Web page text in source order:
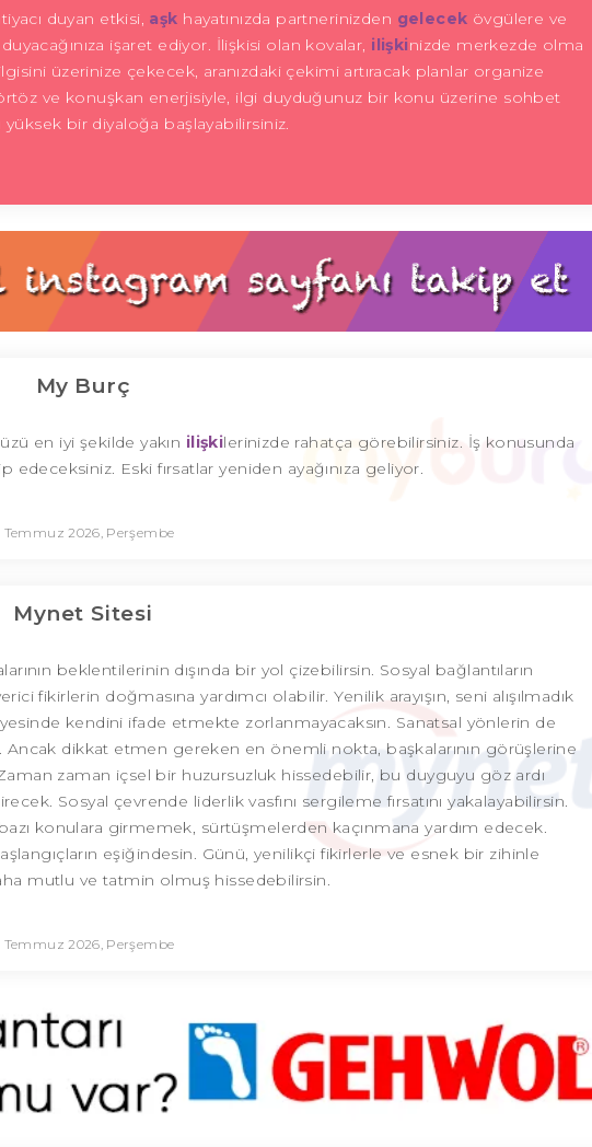
duyan etkisi, aşk hayatınızda partnerinizden gelecek övgülere ve
işaret ediyor. İlişkisi olan kovalar, ilişkinizde merkezde olma
üzerinize çekecek, aranızdaki çekimi artıracak planlar organize
ve konuşkan enerjisiyle, ilgi duyduğunuz bir konu üzerine sohbet
yüksek bir diyaloğa başlayabilirsiniz.
My Burç
en iyi şekilde yakın ilişkilerinizde rahatça görebilirsiniz. İş konusunda
edeceksiniz. Eski fırsatlar yeniden ayağınıza geliyor.
Temmuz 2026, Perşembe
Mynet Sitesi
beklentilerinin dışında bir yol çizebilirsin. Sosyal bağlantıların
fikirlerin doğmasına yardımcı olabilir. Yenilik arayışın, seni alışılmadık
kendini ifade etmekte zorlanmayacaksın. Sanatsal yönlerin de
Ancak dikkat etmen gereken en önemli nokta, başkalarının görüşlerine
zaman içsel bir huzursuzluk hissedebilir, bu duyguyu göz ardı
Sosyal çevrende liderlik vasfını sergileme fırsatını yakalayabilirsin.
konulara girmemek, sürtüşmelerden kaçınmana yardım edecek.
eşiğindesin. Günü, yenilikçi fikirlerle ve esnek bir zihinle
mutlu ve tatmin olmuş hissedebilirsin.
Temmuz 2026, Perşembe